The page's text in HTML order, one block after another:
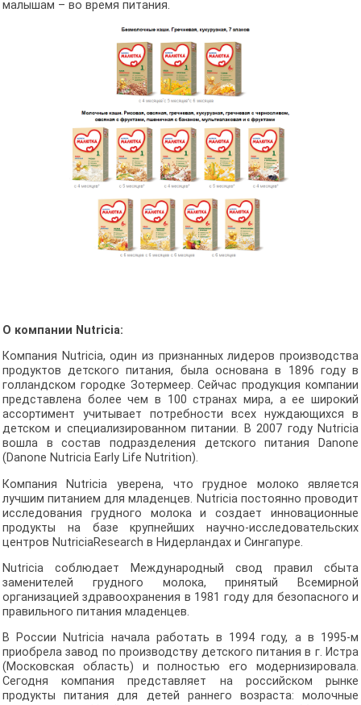
малышам – во время питания.
О компании Nutricia:
Компания Nutricia, один из признанных лидеров производства
продуктов детского питания, была основана в 1896 году в
голландском городке Зотермеер. Сейчас продукция компании
представлена более чем в 100 странах мира, а ее широкий
ассортимент учитывает потребности всех нуждающихся в
детском и специализированном питании. В 2007 году Nutricia
вошла в состав подразделения детского питания Danone
(Danone Nutricia Early Life Nutrition).
Компания Nutricia уверена, что грудное молоко является
лучшим питанием для младенцев. Nutricia постоянно проводит
исследования грудного молока и создает инновационные
продукты на базе крупнейших научно-исследовательских
центров NutriciaResearch в Нидерландах и Сингапуре.
Nutricia соблюдает Международный свод правил сбыта
заменителей грудного молока, принятый Всемирной
организацией здравоохранения в 1981 году для безопасного и
правильного питания младенцев.
В России Nutricia начала работать в 1994 году, а в 1995-м
приобрела завод по производству детского питания в г. Истра
(Московская область) и полностью его модернизировала.
Сегодня компания представляет на российском рынке
продукты питания для детей раннего возраста: молочные